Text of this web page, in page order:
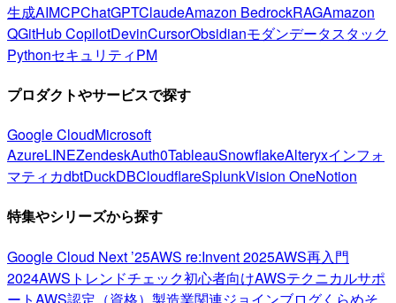
生成AIMCPChatGPTClaudeAmazon BedrockRAGAmazon
QGitHub CopilotDevinCursorObsidianモダンデータスタック
PythonセキュリティPM
プロダクトやサービスで探す
Google CloudMicrosoft
AzureLINEZendeskAuth0TableauSnowflakeAlteryxインフォ
マティカdbtDuckDBCloudflareSplunkVision OneNotion
特集やシリーズから探す
Google Cloud Next ’25AWS re:Invent 2025AWS再入門
2024AWSトレンドチェック初心者向けAWSテクニカルサポ
ート AWS認定（資格） 製造業関連ジョインブログくらめそ